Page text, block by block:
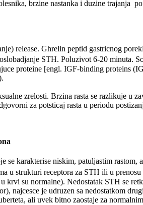
brzine nastanka i duzine trajanja
release. Ghrelin peptid gastricnog
STH. Poluzivot 6-20 minuta.
proteine [engl. IGF-binding proteins
zrelosti. Brzina rasta se razlikuje
za potsticaj rasta u periodu
karakterise niskim, patuljastim
u strukturi receptora za STH ili u
krvi su normalne). Nedostatak STH se
najcesce je udruzen sa nedostatkom
ali uvek bitno zaostaje za